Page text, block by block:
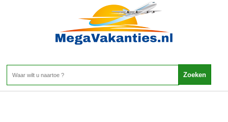
Home>